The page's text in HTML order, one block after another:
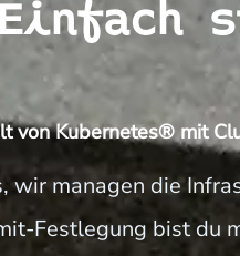
von Kubernetes® mit
wir managen die
Festlegung bist du